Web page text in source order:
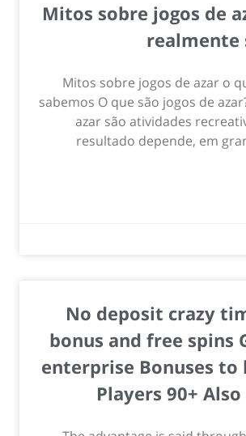
Mitos sobre jogos de
realmente
Mitos sobre jogos de azar o
sabemos O que são jogos de
azar são atividades
resultado depende, em
No deposit crazy
bonus and free spins
enterprise Bonuses to
Players 90+